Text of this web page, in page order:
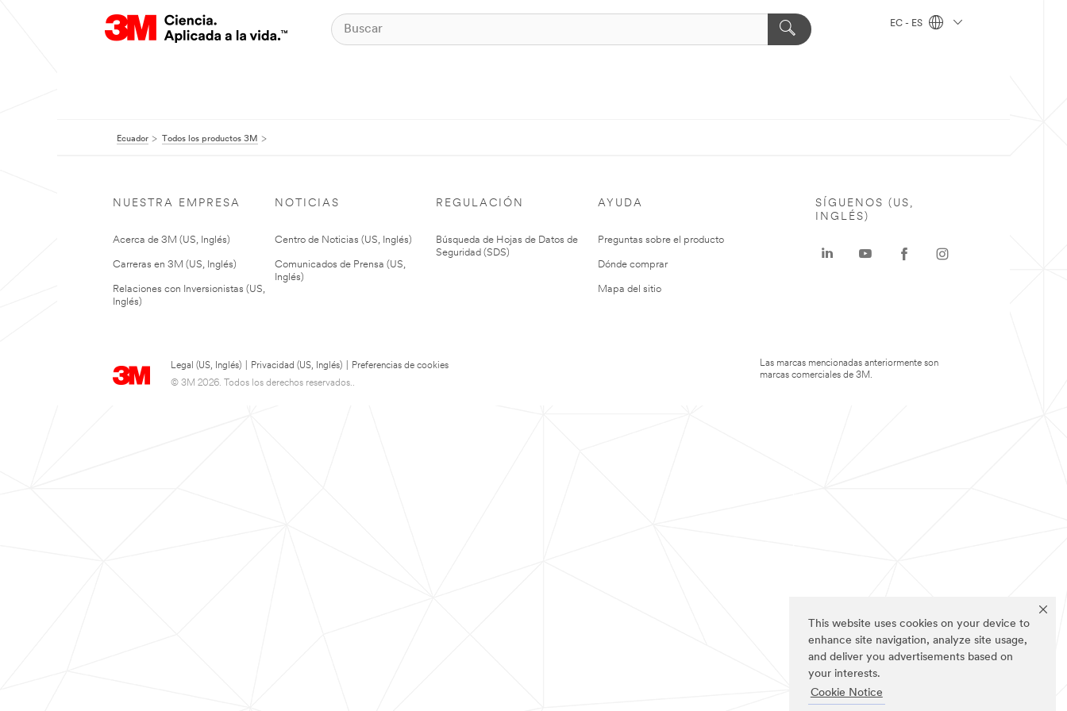
This website uses cookies on your device to
enhance site navigation, analyze site usage,
and deliver you advertisements based on
your interests.
Cookie Notice
EC - ES
Ecuador Todos los productos 3M
NUESTRA EMPRESA
Acerca de 3M (US, Inglés)
Carreras en 3M (US, Inglés)
Relaciones con Inversionistas (US,
Inglés)
NOTICIAS
Centro de Noticias (US, Inglés)
Comunicados de Prensa (US,
Inglés)
REGULACIÓN
Búsqueda de Hojas de Datos de
Seguridad (SDS)
AYUDA
Preguntas sobre el producto
Dónde comprar
Mapa del sitio
Legal (US, Inglés) Privacidad (US, Inglés)
Preferencias de cookies
© 3M 2026. Todos los derechos reservados..
SÍGUENOS (US,
INGLÉS)
Las marcas mencionadas anteriormente son
marcas comerciales de 3M.